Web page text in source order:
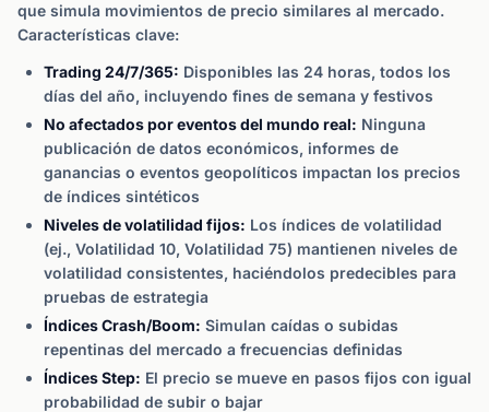
que simula movimientos de precio similares al mercado.
Características clave:
Trading 24/7/365: Disponibles las 24 horas, todos los
días del año, incluyendo fines de semana y festivos
No afectados por eventos del mundo real: Ninguna
publicación de datos económicos, informes de
ganancias o eventos geopolíticos impactan los precios
de índices sintéticos
Niveles de volatilidad fijos: Los índices de volatilidad
(ej., Volatilidad 10, Volatilidad 75) mantienen niveles de
volatilidad consistentes, haciéndolos predecibles para
pruebas de estrategia
Índices Crash/Boom: Simulan caídas o subidas
repentinas del mercado a frecuencias definidas
Índices Step: El precio se mueve en pasos fijos con igual
probabilidad de subir o bajar